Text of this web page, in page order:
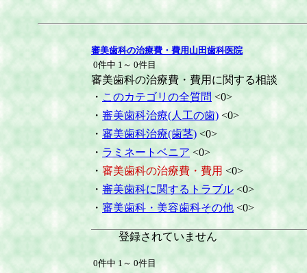
審美歯科の治療費・費用山田歯科医院
0件中 1～ 0件目
審美歯科の治療費・費用に関する相談
・ このカテゴリの全質問 <0>
・ 審美歯科治療(人工の歯) <0>
・ 審美歯科治療(歯茎) <0>
・ ラミネートベニア <0>
・ 審美歯科の治療費・費用 <0>
・ 審美歯科に関するトラブル <0>
・ 審美歯科・美容歯科その他 <0>
登録されていません
0件中 1～ 0件目